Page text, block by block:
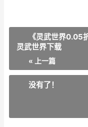
《灵武世界0.05
灵武世界下载
« 上一篇
没有了！